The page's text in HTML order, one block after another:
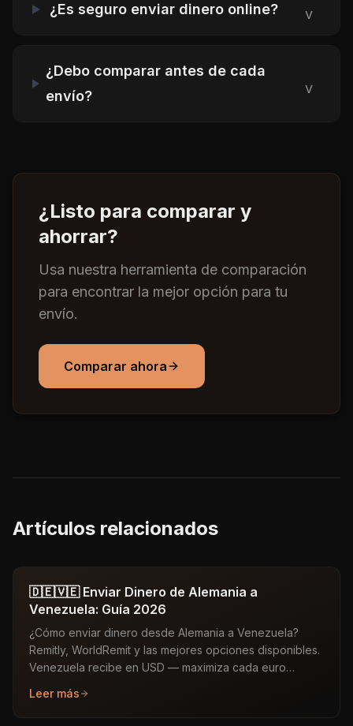
¿Es seguro enviar dinero online? v
¿Debo comparar antes de cada
envío?
v
¿Listo para comparar y
ahorrar?
Usa nuestra herramienta de comparación
para encontrar la mejor opción para tu
envío.
Comparar ahora
Artículos relacionados
🇩🇪🇻🇪 Enviar Dinero de Alemania a
Venezuela: Guía 2026
¿Cómo enviar dinero desde Alemania a Venezuela?
Remitly, WorldRemit y las mejores opciones disponibles.
Venezuela recibe en USD — maximiza cada euro
Leer más